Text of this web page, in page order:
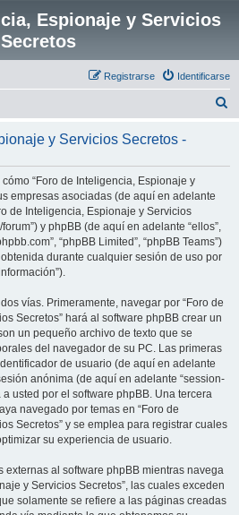
Espionaje y Servicios
Secretos
Identificarse
Registrarse
c
y Servicios Secretos -
“Foro de Inteligencia, Espionaje y
empresas asociadas (de aquí en adelante
de Inteligencia, Espionaje y Servicios
y phpBB (de aquí en adelante “ellos”,
“phpBB Limited”, “phpBB Teams”)
durante cualquier sesión de uso por
vías. Primeramente, navegar por “Foro de
Secretos” hará al software phpBB crear un
un pequeño archivo de texto que se
del navegador de su PC. Las primeras
de usuario (de aquí en adelante
anónima (de aquí en adelante “session-
usted por el software phpBB. Una tercera
navegado por temas en “Foro de
Secretos” y se emplea para registrar cuales
su experiencia de usuario.
externas al software phpBB mientras navega
y Servicios Secretos”, las cuales exceden
solamente se refiere a las páginas creadas